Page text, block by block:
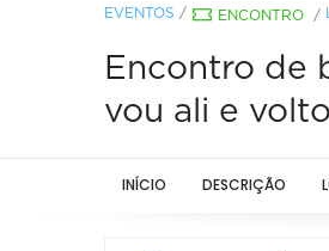
EVENTOS / ENCONTRO /
Encontro de
vou ali e volto
INÍCIO DESCRIÇÃO